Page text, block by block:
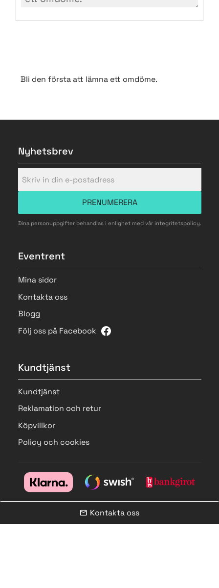
Bli den första att lämna ett omdöme.
Nyhetsbrev
PRENUMERERA
Dina personuppgifter behandlas i enlighet med vår integritetspolicy.
Eventrent
Mina sidor
Kontakta oss
Blogg
Följ oss på Facebook
Kundtjänst
Kundtjänst
Reklamation och retur
Köpvillkor
Policy och cookies
mail Kontakta oss